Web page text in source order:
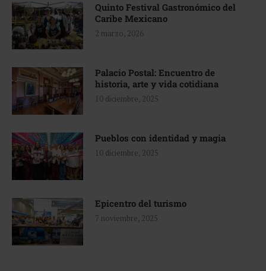
Quinto Festival Gastronómico del
Caribe Mexicano
2 marzo, 2026
Palacio Postal: Encuentro de
historia, arte y vida cotidiana
10 diciembre, 2025
Pueblos con identidad y magia
10 diciembre, 2025
Epicentro del turismo
7 noviembre, 2025